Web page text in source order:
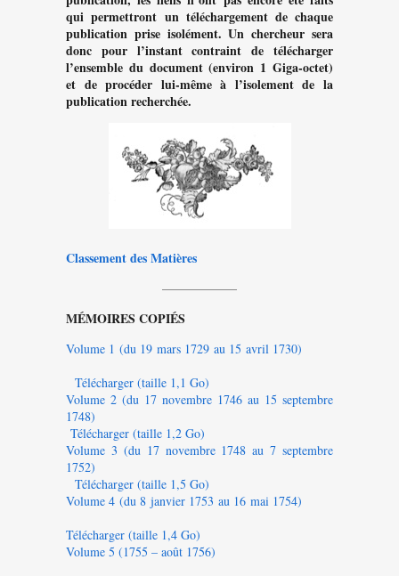
qui permettront un téléchargement de chaque
publication prise isolément. Un chercheur sera
donc pour l’instant contraint de télécharger
l’ensemble du document (environ 1 Giga-octet)
et de procéder lui-même à l’isolement de la
publication recherchée.
Classement des Matières
——————
MÉMOIRES COPIÉS
Volume 1 (du 19 mars 1729 au 15 avril 1730)
Télécharger (taille 1,1 Go)
Volume 2 (du 17 novembre 1746 au 15 septembre
1748)
Télécharger (taille 1,2 Go)
Volume 3 (du 17 novembre 1748 au 7 septembre
1752)
Télécharger (taille 1,5 Go)
Volume 4 (du 8 janvier 1753 au 16 mai 1754)
Télécharger (taille 1,4 Go)
Volume 5 (1755 – août 1756)